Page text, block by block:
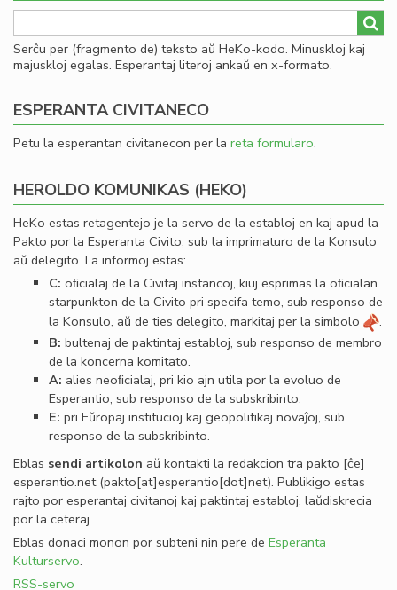
Serĉu per (fragmento de) teksto aŭ HeKo-kodo. Minuskloj kaj
majuskloj egalas. Esperantaj literoj ankaŭ en x-formato.
ESPERANTA CIVITANECO
Petu la esperantan civitanecon per la reta formularo.
HEROLDO KOMUNIKAS (HEKO)
HeKo estas retagentejo je la servo de la establoj en kaj apud la
Pakto por la Esperanta Civito, sub la imprimaturo de la Konsulo
aŭ delegito. La informoj estas:
C: oﬁcialaj de la Civitaj instancoj, kiuj esprimas la oﬁcialan
starpunkton de la Civito pri specifa temo, sub responso de
la Konsulo, aŭ de ties delegito, markitaj per la simbolo
.
B: bultenaj de paktintaj establoj, sub responso de membro
de la koncerna komitato.
A: alies neoﬁcialaj, pri kio ajn utila por la evoluo de
Esperantio, sub responso de la subskribinto.
E: pri Eŭropaj institucioj kaj geopolitikaj novaĵoj, sub
responso de la subskribinto.
Eblas sendi artikolon aŭ kontakti la redakcion tra pakto [ĉe]
esperantio.net(pakto[at]esperantio[dot]net). Publikigo estas
rajto por esperantaj civitanoj kaj paktintaj establoj, laŭdiskrecia
por la ceteraj.
Eblas donaci monon por subteni nin pere de Esperanta
Kulturservo.
RSS-servo